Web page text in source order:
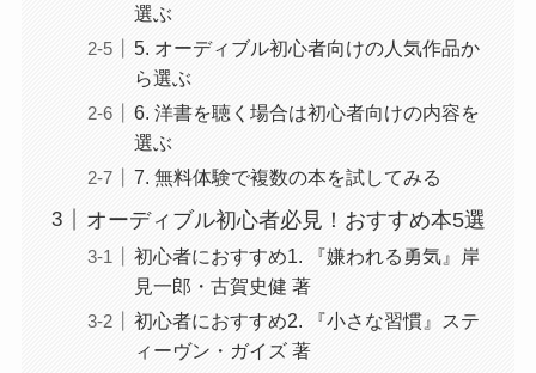
選ぶ
5. オーディブル初心者向けの人気作品か
ら選ぶ
6. 洋書を聴く場合は初心者向けの内容を
選ぶ
7. 無料体験で複数の本を試してみる
オーディブル初心者必見！おすすめ本5選
初心者におすすめ1. 『嫌われる勇気』岸
見一郎・古賀史健 著
初心者におすすめ2. 『小さな習慣』ステ
ィーヴン・ガイズ 著